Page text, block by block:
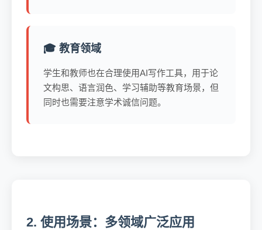
🎓 教育领域
学生和教师也在合理使用AI写作工具，用于论
文构思、语言润色、学习辅助等教育场景，但
同时也需要注意学术诚信问题。
2. 使用场景：多领域广泛应用